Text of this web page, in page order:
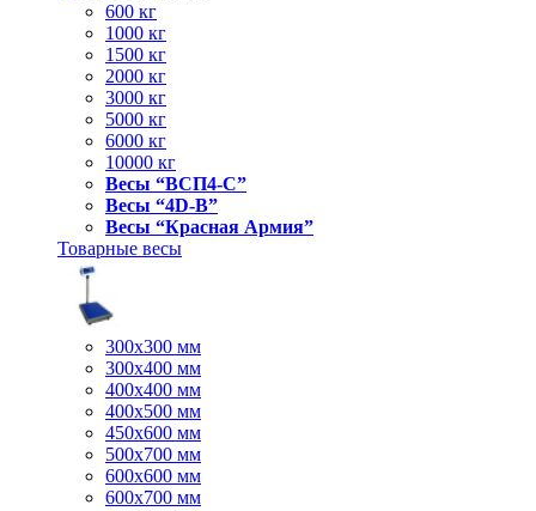
600 кг
1000 кг
1500 кг
2000 кг
3000 кг
5000 кг
6000 кг
10000 кг
Весы “ВСП4-С”
Весы “4D-В”
Весы “Красная Армия”
Товарные весы
300х300 мм
300х400 мм
400х400 мм
400х500 мм
450х600 мм
500х700 мм
600х600 мм
600х700 мм